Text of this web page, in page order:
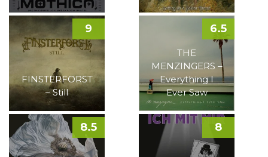
FINSTERFORST
– Still
9
THE
MENZINGERS –
Everything I
Ever Saw
6.5
8.5 8